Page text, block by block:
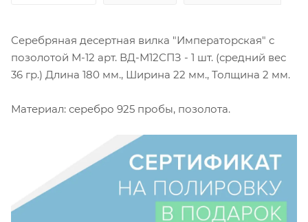
Серебряная десертная вилка "Императорская" с
позолотой М-12 арт. ВД-М12СПЗ - 1 шт. (средний вес
36 гр.) Длина 180 мм., Ширина 22 мм., Толщина 2 мм.
Материал: серебро 925 пробы, позолота.